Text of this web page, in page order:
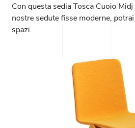
Con questa sedia Tosca Cuoio
nostre sedute fisse moderne,
spazi.